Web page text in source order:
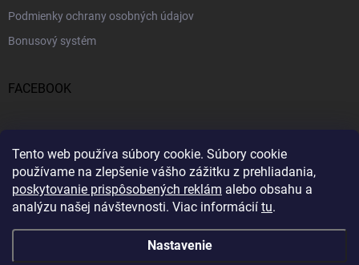
Tento web používa súbory cookie. Súbory cookie
používame na zlepšenie vášho zážitku z prehliadania,
poskytovanie prispôsobených reklám alebo obsahu a
analýzu našej návštevnosti. Viac informácií tu.
Nastavenie
Podmienky ochrany osobných údajov
Bonusový systém
FACEBOOK
PRIJÍMAME ONLINE PLATBY